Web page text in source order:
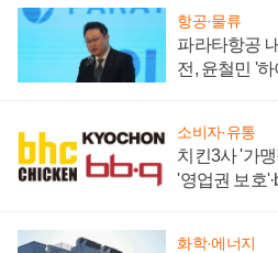
항공·물류
파라타항공
전, 윤철민 '
소비자·유통
치킨3사 '가
'영업권 보호
화학·에너지